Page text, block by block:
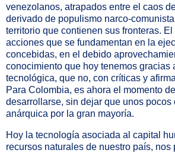
venezolanos, atrapados entre el caos
derivado de populismo narco-
territorio que contienen sus fronteras.
acciones que se fundamentan en la
concebidas, en el debido
conocimiento que hoy tenemos gracias
tecnológica, que no, con críticas y
Para Colombia, es ahora el momento
desarrollarse, sin dejar que unos pocos
anárquica por la gran mayoría.
Hoy la tecnología asociada al capital
recursos naturales de nuestro país, nos